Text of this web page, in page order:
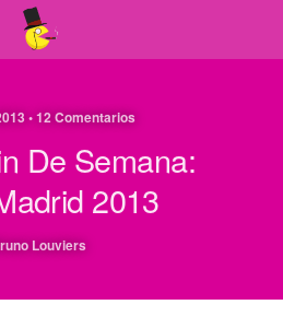
• 12 Comentarios
De Semana:
2013
Louviers